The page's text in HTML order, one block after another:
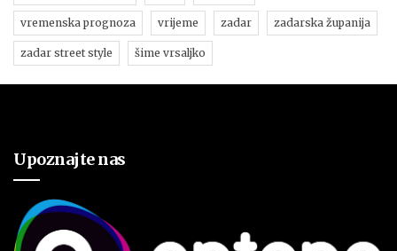
vremenska prognoza vrijeme zadar zadarska županija
zadar street style šime vrsaljko
Upoznajte nas